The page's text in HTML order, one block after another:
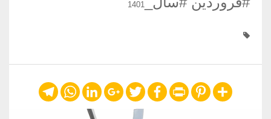
1401
Share
Pinterest
Print
Facebook
Twitter
Google+
LinkedIn
WhatsApp
Telegram